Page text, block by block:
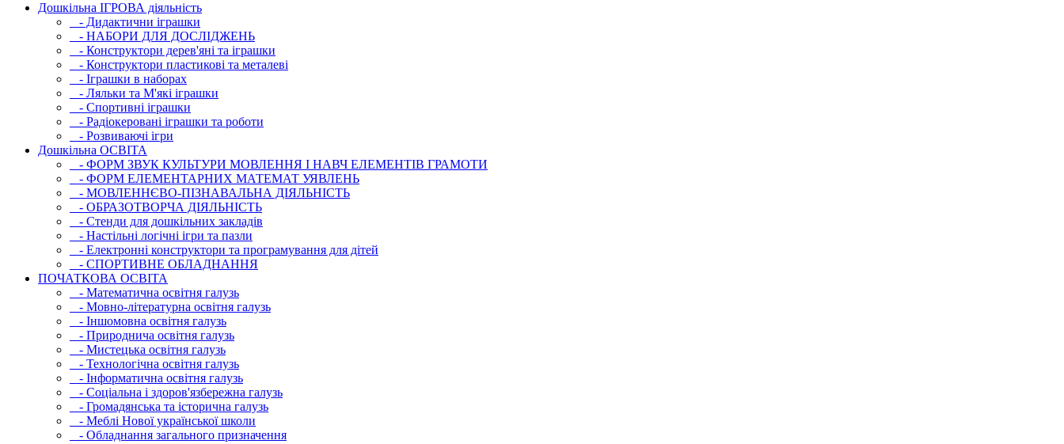
Дошкільна ІГРОВА діяльність
- Дидактични іграшки
- НАБОРИ ДЛЯ ДОСЛІДЖЕНЬ
- Конструктори дерев'яні та іграшки
- Конструктори пластикові та металеві
- Іграшки в наборах
- Ляльки та М'які іграшки
- Спортивні іграшки
- Радіокеровані іграшки та роботи
- Розвиваючі ігри
Дошкільна ОСВIТА
- ФОРМ ЗВУК КУЛЬТУРИ МОВЛЕННЯ І НАВЧ ЕЛЕМЕНТІВ ГРАМОТИ
- ФОРМ ЕЛЕМЕНТАРНИХ МАТЕМАТ УЯВЛЕНЬ
- МОВЛЕННЄВО-ПІЗНАВАЛЬНА ДІЯЛЬНІСТЬ
- ОБРАЗОТВОРЧА ДІЯЛЬНІСТЬ
- Стенди для дошкільних закладів
- Настільні логічні ігри та пазли
- Електронні конструктори та програмування для дітей
- СПОРТИВНЕ ОБЛАДНАННЯ
ПОЧАТКОВА ОСВIТА
- Математична освітня галузь
- Мовно-літературна освітня галузь
- Iншомовна освітня галузь
- Природнича освітня галузь
- Мистецька освітня галузь
- Технологічна освітня галузь
- Інфopматична освітня галузь
- Соціальна і здоров'язбережна галузь
- Громадянська та історична галузь
- Меблі Нової української школи
- Обладнання загального призначення